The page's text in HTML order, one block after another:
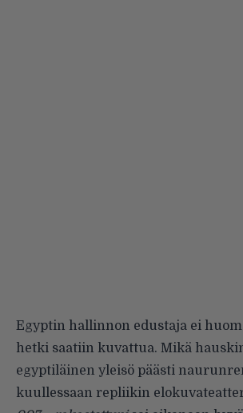
Egyptin hallinnon edustaja ei
hetki saatiin kuvattua. Mikä
egyptiläinen yleisö päästi
kuullessaan repliikin